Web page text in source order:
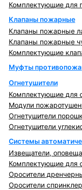
Комплектующие для
Клапаны пожарные
Клапаны пожарные
Клапаны пожарные
Комплектующие
Муфты
Огнетушители
Комплектующие для
Модули
Огнетушители
Огнетушители
Системы
Извещатели,
Комплектующие для
Оросители
Оросители